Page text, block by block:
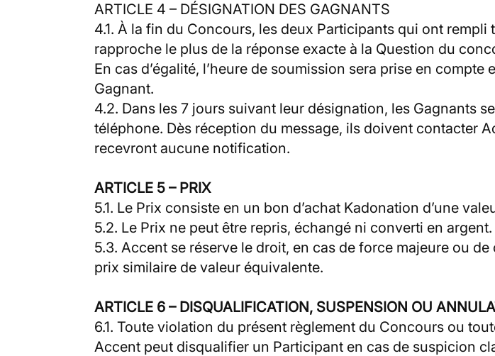
ARTICLE 4 – DÉSIGNATION DES GAGNANTS
4.1. À la fin du Concours, les deux Participants qui ont
rapproche le plus de la réponse exacte à la Question du
En cas d’égalité, l’heure de soumission sera prise en
Gagnant.
4.2. Dans les 7 jours suivant leur désignation, les Gagnants
téléphone. Dès réception du message, ils doivent contacter
recevront aucune notification.
ARTICLE 5 – PRIX
5.1. Le Prix consiste en un bon d’achat Kadonation d’une
5.2. Le Prix ne peut être repris, échangé ni converti en argent.
5.3. Accent se réserve le droit, en cas de force majeure ou
prix similaire de valeur équivalente.
ARTICLE 6 – DISQUALIFICATION, SUSPENSION OU
6.1. Toute violation du présent règlement du Concours ou
Accent peut disqualifier un Participant en cas de suspicion